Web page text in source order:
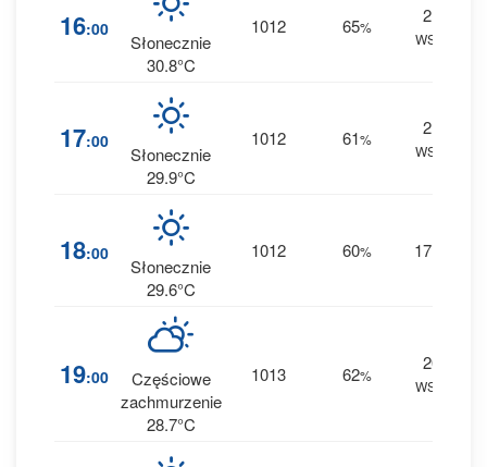
16:00
Słonecznie
30.8°C
1012 65%
21
WSW
17:00
Słonecznie
29.9°C
1012 61%
21
WSW
18:00
Słonecznie
29.6°C
1012 60% 17
19:00
Częściowe
zachmurzenie
28.7°C
1013 62%
20
WSW